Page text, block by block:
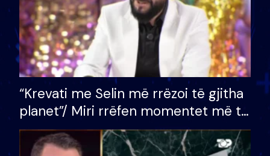
“Krevati me Selin më rrëzoi të gjitha
planet”/ Miri rrëfen momentet më të
bukura në shtëpinë e BB VIP: Do më
mungojë zilja e mëngjesit kur…